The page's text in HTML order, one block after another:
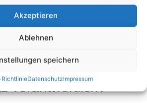
Akzeptieren
Ablehnen
speichern
DatenschutzImpressum
Mitarbeiter schaffen.
die Prüfung
verantwortlich?